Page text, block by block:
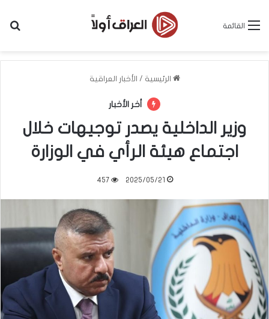
القائمة
الرئيسية / الأخبار العراقية
أخر الأخبار
وزير الداخلية يصدر توجيهات خلال
اجتماع هيئة الرأي في الوزارة
2025/05/21
457